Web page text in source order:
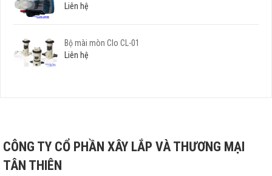
Liên hệ
Bộ mài mòn Clo CL-01
Liên hệ
CÔNG TY CỔ PHẦN XÂY LẮP VÀ THƯƠNG MẠI
TÂN THIÊN